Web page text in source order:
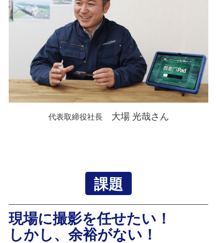
代表取締役社長 大場 光哉さん
課題
現場に撮影を任せたい！
しかし、余裕がない！